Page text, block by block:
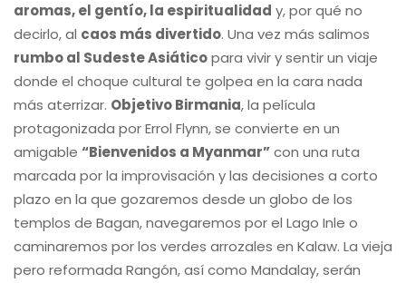
aromas, el gentío, la espiritualidad y, por qué no
decirlo, al caos más divertido. Una vez más salimos
rumbo al Sudeste Asiáticopara vivir y sentir un viaje
donde el choque cultural te golpea en la cara nada
más aterrizar. Objetivo Birmania, la película
protagonizada por Errol Flynn, se convierte en un
amigable “Bienvenidos a Myanmar”con una ruta
marcada por la improvisación y las decisiones a corto
plazo en la que gozaremos desde un globo de los
templos de Bagan, navegaremos por el Lago Inle o
caminaremos por los verdes arrozales en Kalaw. La vieja
pero reformada Rangón, así como Mandalay, serán